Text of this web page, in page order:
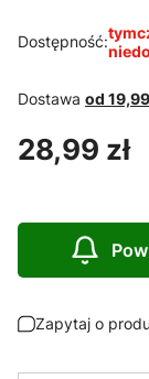
Dostępność:
Dostawa od 19,99
Cena
28,99 zł
Zapytaj o